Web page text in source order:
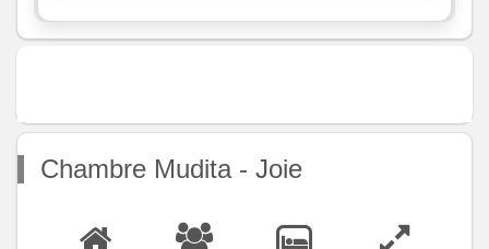
AC
Exterieur
Chambre Mudita - Joie